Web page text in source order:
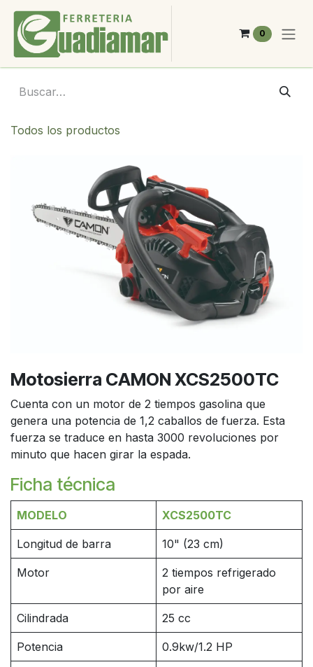
Ir al contenido
0
Todos los productos
Motosierra CAMON XCS2500TC
Cuenta con un motor de 2 tiempos gasolina que
genera una potencia de 1,2 caballos de fuerza. Esta
fuerza se traduce en hasta 3000 revoluciones por
minuto que hacen girar la espada.
Ficha técnica
MODELO XCS2500TC
Longitud de barra 10" (23 cm)
Motor
2 tiempos refrigerado
por aire
Cilindrada 25 cc
Potencia 0.9kw/1.2 HP